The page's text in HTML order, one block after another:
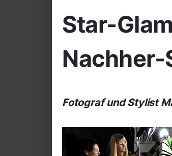
Star-
Nachher-
Fotograf und Stylist